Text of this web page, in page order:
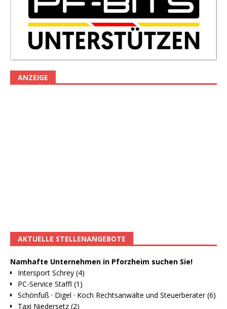
ANZEIGE
AKTUELLE STELLENANGEBOTE
Namhafte Unternehmen in Pforzheim suchen Sie!
Intersport Schrey (4)
PC-Service Staffl (1)
Schönfuß · Digel · Koch Rechtsanwälte und Steuerberater (6)
Taxi Niedersetz (2)